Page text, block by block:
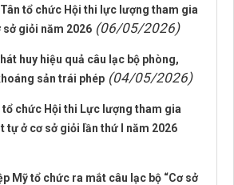
tổ chức Hội thi lực lượng tham gia
sở giỏi năm 2026 (06/05/2026)
huy hiệu quả câu lạc bộ phòng,
sản trái phép (04/05/2026)
tổ chức Hội thi Lực lượng tham gia
tự ở cơ sở giỏi lần thứ I năm 2026
Mỹ tổ chức ra mắt câu lạc bộ “Cơ sở